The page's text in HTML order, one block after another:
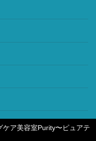
ア美容室Purity〜ピュアテ